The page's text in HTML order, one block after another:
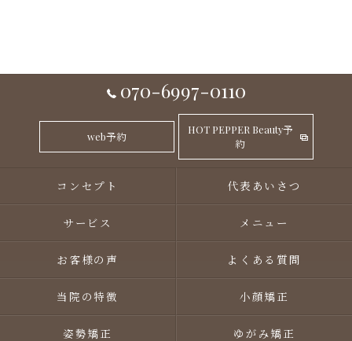
070-6997-0110
web予約
HOT PEPPER Beauty予
約
コンセプト 代表あいさつ
サービス メニュー
お客様の声 よくある質問
当院の特徴 小顔矯正
姿勢矯正 ゆがみ矯正